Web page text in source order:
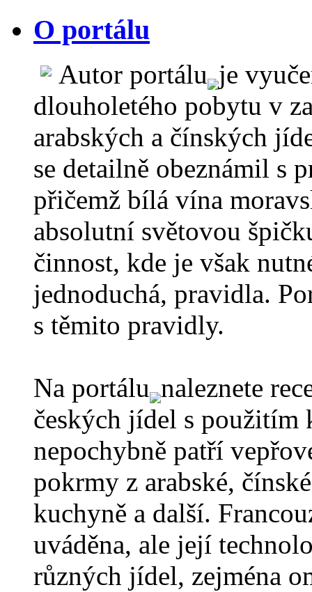
O portálu
Autor portálu je
dlouholetého pobytu v
arabských a čínských
se detailně obeznámil s
přičemž bílá vína
absolutní světovou
činnost, kde je však
jednoduchá, pravidla.
s těmito pravidly.
Na portálu naleznete
českých jídel s použitím
nepochybně patří
pokrmy z arabské,
kuchyně a další.
uváděna, ale její
různých jídel, zejména